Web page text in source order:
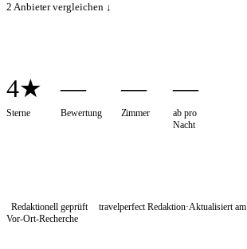
2 Anbieter vergleichen ↓
4★
Sterne
—
Bewertung
—
Zimmer
—
ab pro
Nacht
Redaktionell geprüft travelperfect Redaktion·Aktualisiert am
Vor-Ort-Recherche